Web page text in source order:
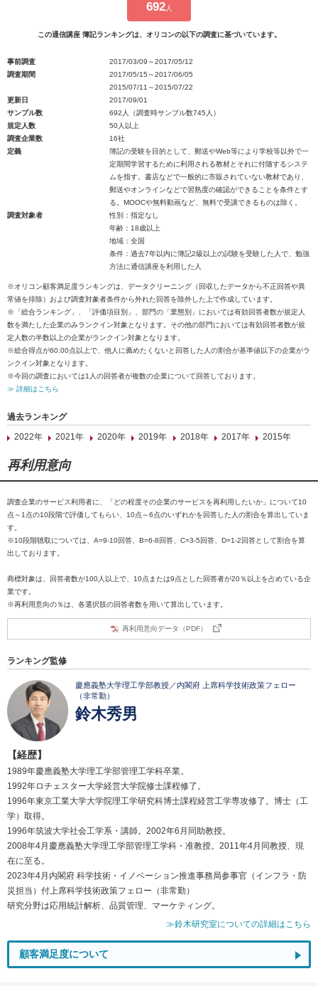
692人
この通信講座 簿記ランキングは、オリコンの以下の調査に基づいています。
事前調査
2017/03/09～2017/05/12
調査期間
2017/05/15～2017/06/05
2015/07/11～2015/07/22
更新日
2017/09/01
サンプル数
692人（調査時サンプル数745人）
規定人数
50人以上
調査企業数
16社
定義
簿記の受験を目的として、郵送やWeb等により学校等以外で一
定期間学習するために利用される教材とそれに付随するシステ
ムを指す。書店などで一般的に市販されていない教材であり、
郵送やオンラインなどで習熟度の確認ができることを条件とす
る。MOOCや無料動画など、無料で受講できるものは除く。
調査対象者
性別：指定なし
年齢：18歳以上
地域：全国
条件：過去7年以内に簿記2級以上の試験を受験した人で、勉強
方法に通信講座を利用した人
※オリコン顧客満足度ランキングは、データクリーニング（回収したデータから不正回答や異
常値を排除）および調査対象者条件から外れた回答を除外した上で作成しています。
※「総合ランキング」、「評価項目別」、部門の「業態別」においては有効回答者数が規定人
数を満たした企業のみランクイン対象となります。その他の部門においては有効回答者数が規
定人数の半数以上の企業がランクイン対象となります。
※総合得点が60.00点以上で、他人に薦めたくないと回答した人の割合が基準値以下の企業がラ
ンクイン対象となります。
※今回の調査においては1人の回答者が複数の企業について回答しております。
≫ 詳細はこちら
過去ランキング
2022年
2021年 2020年 2019年 2018年 2017年 2015年
再利用意向
調査企業のサービス利用者に、「どの程度その企業のサービスを再利用したいか」について10
点～1点の10段階で評価してもらい、10点～6点のいずれかを回答した人の割合を算出していま
す。
※10段階聴取については、A=9-10回答、B=6-8回答、C=3-5回答、D=1-2回答として割合を算
出しております。
商標対象は、回答者数が100人以上で、10点または9点とした回答者が20％以上を占めている企
業です。
※再利用意向の％は、各選択肢の回答者数を用いて算出しています。
再利用意向データ（PDF）
ランキング監修
慶應義塾大学理工学部教授／内閣府 上席科学技術政策フェロー
（非常勤）
鈴木秀男
【経歴】
1989年慶應義塾大学理工学部管理工学科卒業。
1992年ロチェスター大学経営大学院修士課程修了。
1996年東京工業大学大学院理工学研究科博士課程経営工学専攻修了。博士（工
学）取得。
1996年筑波大学社会工学系・講師。2002年6月同助教授。
2008年4月慶應義塾大学理工学部管理工学科・准教授。2011年4月同教授、現
在に至る。
2023年4月内閣府 科学技術・イノベーション推進事務局参事官（インフラ・防
災担当）付上席科学技術政策フェロー（非常勤）
研究分野は応用統計解析、品質管理、マーケティング。
≫鈴木研究室についての詳細はこちら
顧客満足度について